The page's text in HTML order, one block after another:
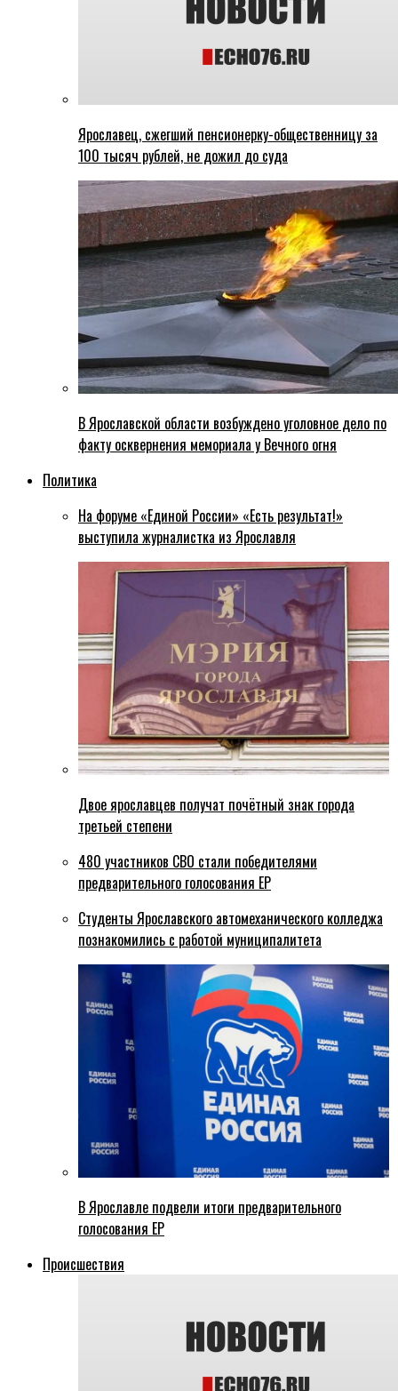
Ярославец, сжегший пенсионерку-общественницу за
100 тысяч рублей, не дожил до суда
В Ярославской области возбуждено уголовное дело по
факту осквернения мемориала у Вечного огня
Политика
На форуме «Единой России» «Есть результат!»
выступила журналистка из Ярославля
Двое ярославцев получат почётный знак города
третьей степени
480 участников СВО стали победителями
предварительного голосования ЕР
Студенты Ярославского автомеханического колледжа
познакомились с работой муниципалитета
В Ярославле подвели итоги предварительного
голосования ЕР
Происшествия